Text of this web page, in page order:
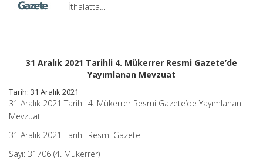
İthalatta…
31 Aralık 2021 Tarihli 4. Mükerrer Resmi Gazete’de
Yayımlanan Mevzuat
Tarih: 31 Aralık 2021
31 Aralık 2021 Tarihli 4. Mükerrer Resmi Gazete’de Yayımlanan
Mevzuat
31 Aralık 2021 Tarihli Resmi Gazete
Sayı: 31706 (4. Mükerrer)